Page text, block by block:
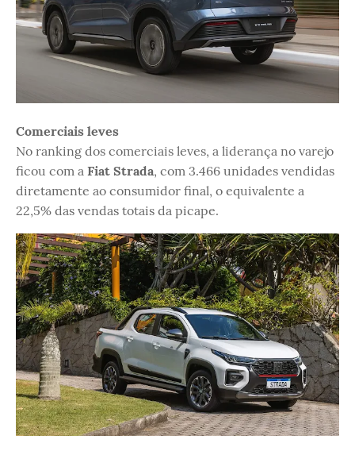
Comerciais leves
No ranking dos comerciais leves, a liderança no varejo
ficou com a Fiat Strada, com 3.466 unidades vendidas
diretamente ao consumidor final, o equivalente a
22,5% das vendas totais da picape.